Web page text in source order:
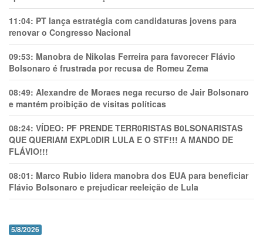
11:04: PT lança estratégia com candidaturas jovens para
renovar o Congresso Nacional
09:53: Manobra de Nikolas Ferreira para favorecer Flávio
Bolsonaro é frustrada por recusa de Romeu Zema
08:49: Alexandre de Moraes nega recurso de Jair Bolsonaro
e mantém proibição de visitas políticas
08:24: VÍDEO: PF PRENDE TERR0RlSTAS B0LSONARlSTAS
QUE QUERIAM EXPL0DlR LULA E O STF!!! A MANDO DE
FLÁVIO!!!
08:01: Marco Rubio lidera manobra dos EUA para beneficiar
Flávio Bolsonaro e prejudicar reeleição de Lula
5/8/2026